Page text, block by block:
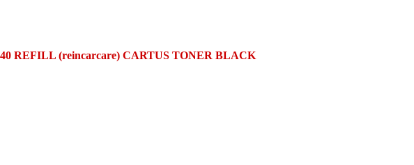
REFILL (reincarcare) CARTUS TONER BLACK